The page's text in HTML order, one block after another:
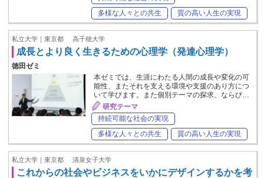
多様な人々との共生
質の高い人生の実現
私立大学｜東京都 高千穂大学
成長とより良く生きるための心理学（発達心理学）
徳田ゼミ
本ゼミでは、生涯にわたる人間の成長や変化の可
能性、またそれを支える環境や支援のあり方につ
いて学びます。また個別テーマの探求、ならび…
研究テーマ
持続可能な社会の実現
多様な人々との共生
質の高い人生の実現
私立大学｜東京都 清泉女子大学
これからの社会やビジネスをいかにデザインするかを考